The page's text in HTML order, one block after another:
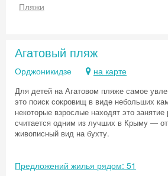
Пляжи
Агатовый пляж
Орджоникидзе на карте
Для детей на Агатовом пляже самое
это поиск сокровищ в виде небольших
некоторые взрослые находят это
считается одним из лучших в Крыму —
живописный вид на бухту.
Предложений жилья рядом: 51